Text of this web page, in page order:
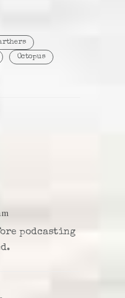
Octopus
podcasting